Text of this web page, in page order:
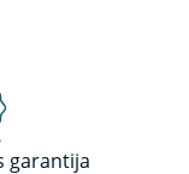
garantija